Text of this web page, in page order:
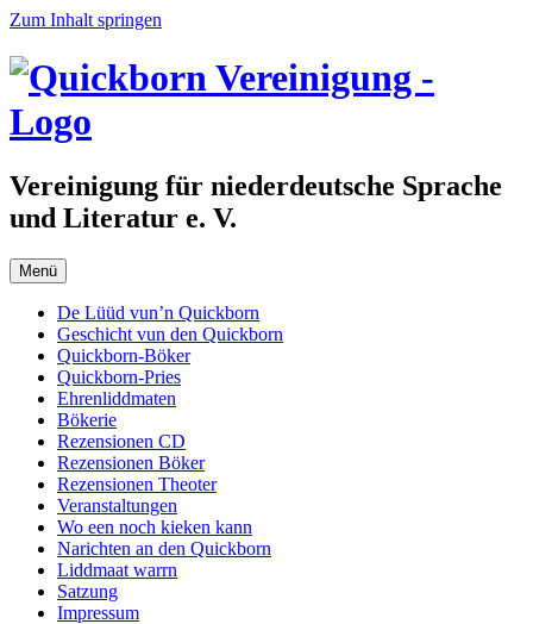
Zum Inhalt springen
Vereinigung für niederdeutsche Sprache
und Literatur e. V.
Menü
De Lüüd vun’n Quickborn
Geschicht vun den Quickborn
Quickborn-Böker
Quickborn-Pries
Ehrenliddmaten
Bökerie
Rezensionen CD
Rezensionen Böker
Rezensionen Theoter
Veranstaltungen
Wo een noch kieken kann
Narichten an den Quickborn
Liddmaat warrn
Satzung
Impressum